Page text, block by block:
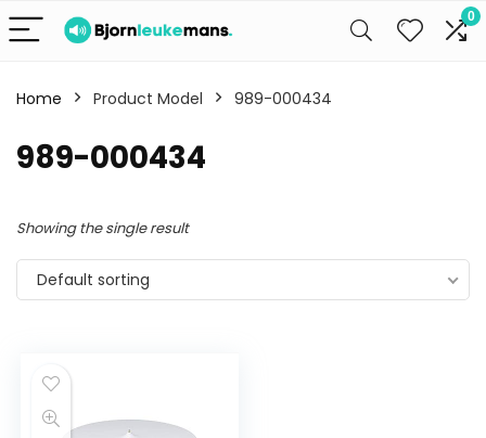
0
Home Product Model 989-000434
989-000434
Showing the single result
Default sorting